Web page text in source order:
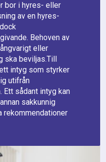
bor i hyres- eller
av en hyres-
Behoven av
eller
ska beviljas.Till
intyg som styrker
utifrån
Ett sådant intyg kan
sakkunnig
rekommendationer